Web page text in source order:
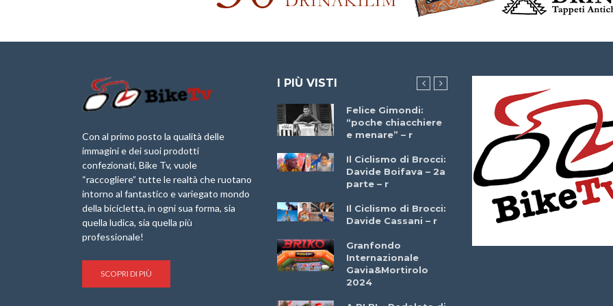
Con al primo posto la qualità delle
immagini e dei suoi prodotti
confezionati, Bike Tv, vuole
“raccogliere” tutte le realtà che ruotano
intorno al fantastico e variegato mondo
della bicicletta, in ogni sua forma, sia
quella ludica, sia quella più
professionale!
SCOPRI DI PIÙ
I PIÙ VISTI
Briko Torino – 11
Maggio 2025 – r
Minerva Edizioni e
Giancarlo Brocci
per “Bartali l’Ultimo
Marathon 2025”
IX Ed. “Tra
Borghi&Castelli” –
Anteprima
1a Edizione
Granfondo
Felice Gimondi:
“poche chiacchiere
e menare” – r
Il Ciclismo di Brocci:
Davide Boifava – 2a
parte – r
Il Ciclismo di Brocci:
Davide Cassani – r
Granfondo
Internazionale
Gavia&Mortirolo
2024
Brocci Incontra
Giuseppe Martinelli
– r
Che cos’è il
triathlon? Con
Simone Diamantini
– r
Marzo 2025 –